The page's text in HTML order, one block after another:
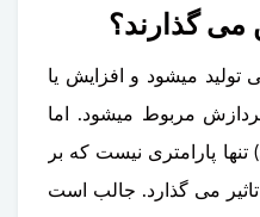
می گذارند؟
تولید میشود و افزایش یا
مربوط میشود. اما
پارامتری نیست که بر
تاثیر می گذارد. جالب است